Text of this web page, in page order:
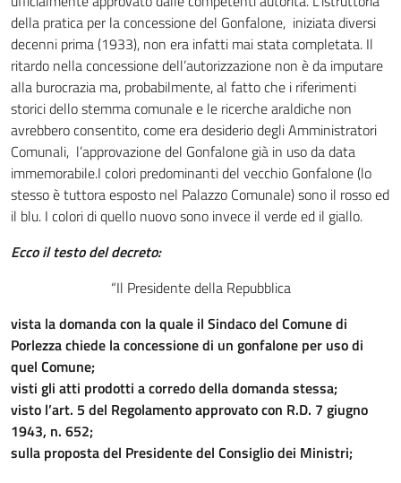
della pratica per la concessione del Gonfalone, iniziata diversi
decenni prima (1933), non era infatti mai stata completata. Il
ritardo nella concessione dell’autorizzazione non è da imputare
alla burocrazia ma, probabilmente, al fatto che i riferimenti
storici dello stemma comunale e le ricerche araldiche non
avrebbero consentito, come era desiderio degli Amministratori
Comunali, l’approvazione del Gonfalone già in uso da data
immemorabile.I colori predominanti del vecchio Gonfalone (lo
stesso è tuttora esposto nel Palazzo Comunale) sono il rosso ed
il blu. I colori di quello nuovo sono invece il verde ed il giallo.
Ecco il testo del decreto:
“Il Presidente della Repubblica
vista la domanda con la quale il Sindaco del Comune di
Porlezza chiede la concessione di un gonfalone per uso di
quel Comune;
visti gli atti prodotti a corredo della domanda stessa;
visto l’art. 5 del Regolamento approvato con R.D. 7 giugno
1943, n. 652;
sulla proposta del Presidente del Consiglio dei Ministri;